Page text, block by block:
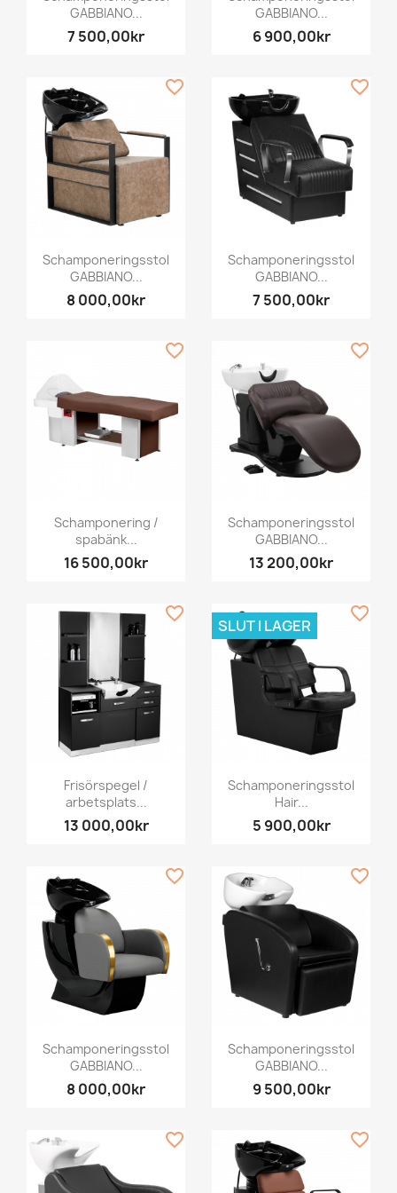
GABBIANO...
7 500,00kr
GABBIANO...
6 900,00kr
Schamponeringsstol
GABBIANO...
8 000,00kr
favorite_border
Schamponeringsstol
GABBIANO...
7 500,00kr
favorite_border
Schamponering /
spabänk...
16 500,00kr
favorite_border
Schamponeringsstol
GABBIANO...
13 200,00kr
favorite_border
Frisörspegel /
arbetsplats...
13 000,00kr
favorite_border
Schamponeringsstol
Hair...
5 900,00kr
SLUT I LAGER
favorite_border
Schamponeringsstol
GABBIANO...
8 000,00kr
favorite_border
Schamponeringsstol
GABBIANO...
9 500,00kr
favorite_border
favorite_border favorite_border